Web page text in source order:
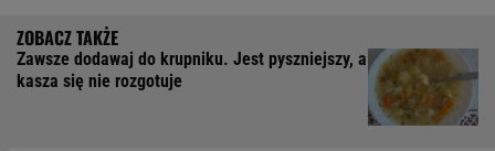
Zawsze dodawaj do krupniku. Jest pyszniejszy, a
kasza się nie rozgotuje